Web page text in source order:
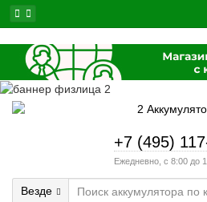
+7 (495)
Ежедневно, с 8:00 до
Везде